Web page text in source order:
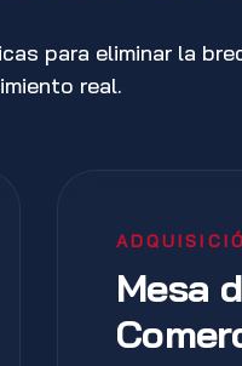
para eliminar la
real.
Mesa